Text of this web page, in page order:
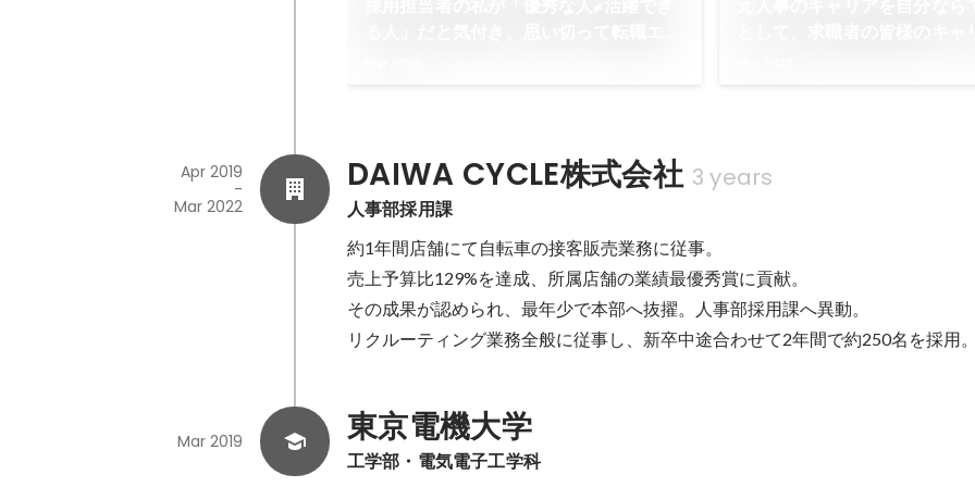
DAIWA CYCLE株式会社 3 years
人事部採用課
Apr 2019
-
Mar 2022
約1年間店舗にて自転車の接客販売業務に従事。
売上予算比129%を達成、所属店舗の業績最優秀賞に貢献。
その成果が認められ、最年少で本部へ抜擢。人事部採用課へ異動。
リクルーティング業務全般に従事し、新卒中途合わせて2年間で約250名を採用。
東京電機大学
工学部・電気電子工学科
Mar 2019